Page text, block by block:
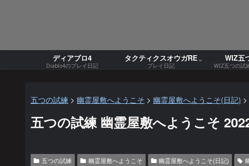
ディアブロ4
Diablo4のプレイ日記
タクティクスオウガRE
プレイ日記
WIZ五
WIZ五つの試
五つの試練 > 幽霊屋敷へようこそ > 幽霊屋敷へようこそ(日記) >
五つの試練 幽霊屋敷へようこそ
五つの試練 幽霊屋敷へようこそ 幽霊屋敷へようこそ(日記)